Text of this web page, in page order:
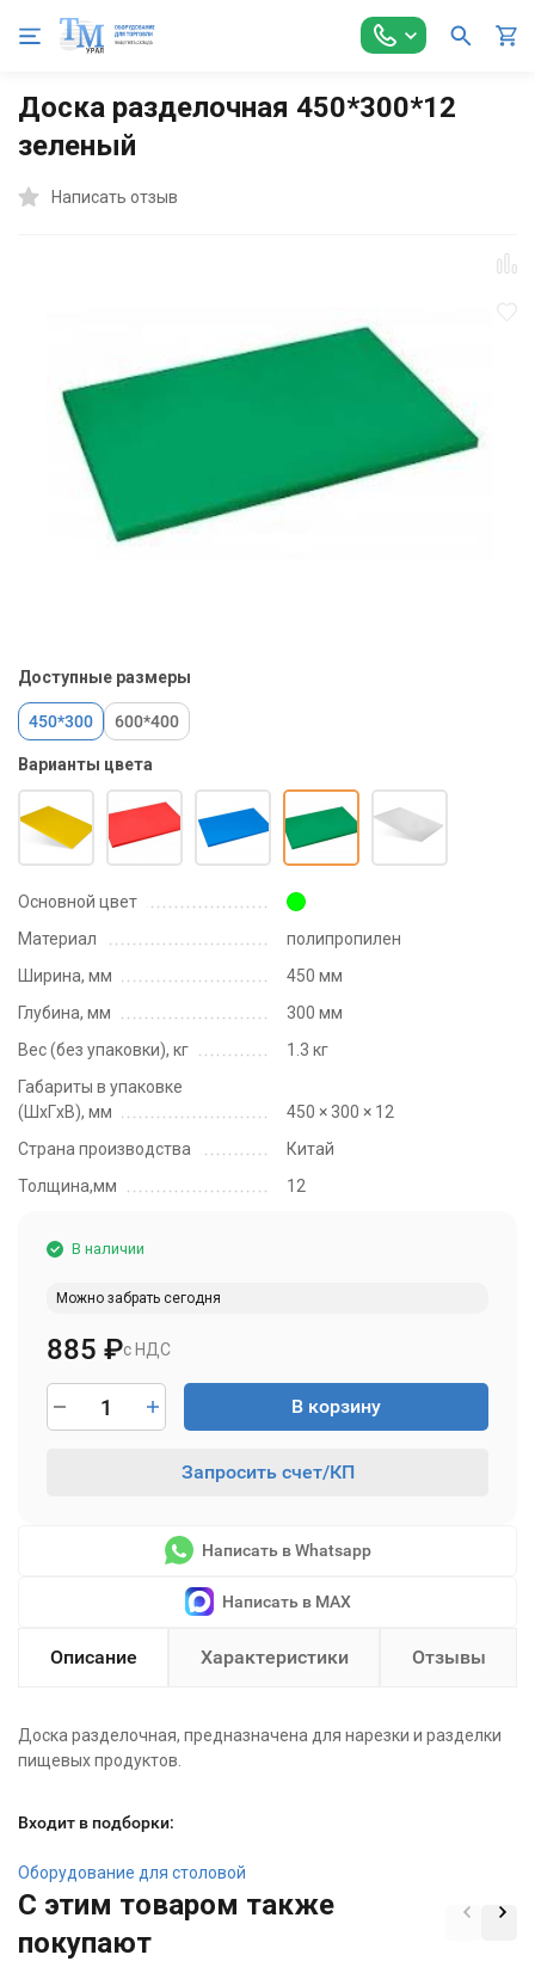
Главная Оборудование для Общепита Посуда и инвентарь
Доска разделочная 450*300*12
зеленый
Написать отзыв
Основной цвет
Материал
полипропилен
Ширина, мм
450 мм
Глубина, мм
300 мм
Вес (без упаковки), кг
1.3 кг
Габариты в упаковке
(ШxГxВ), мм
450 × 300 × 12
Страна производства
Китай
Толщина,мм
12
Доступные размеры
450*300 600*400
Варианты цвета
В наличии
Можно забрать сегодня
с НДС
885 ₽
В корзину
Запросить счет/КП
Написать в Whatsapp
Написать в MAX
Описание Характеристики Отзывы
Доска разделочная, предназначена для нарезки и разделки
пищевых продуктов.
Входит в подборки:
Оборудование для столовой
C этим товаром также
покупают